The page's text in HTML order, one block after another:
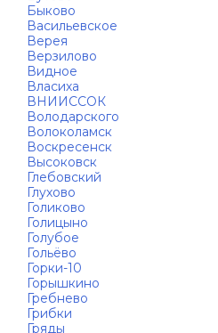
Быково
Васильевское
Верея
Верзилово
Видное
Власиха
ВНИИССОК
Володарского
Волоколамск
Воскресенск
Высоковск
Глебовский
Глухово
Голиково
Голицыно
Голубое
Гольёво
Горки-10
Горышкино
Гребнево
Грибки
Гряды